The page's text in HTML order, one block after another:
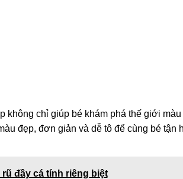
không chỉ giúp bé khám phá thế giới
đẹp, đơn giản và dễ tô để cùng bé
đầy cá tính riêng biệt